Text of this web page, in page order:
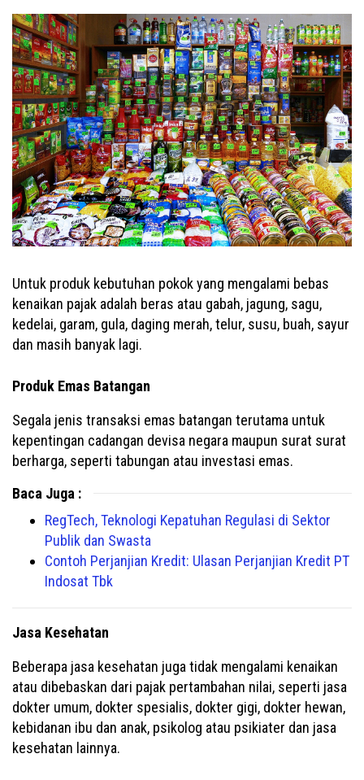
Untuk produk kebutuhan pokok yang mengalami bebas
kenaikan pajak adalah beras atau gabah, jagung, sagu,
kedelai, garam, gula, daging merah, telur, susu, buah, sayur
dan masih banyak lagi.
Produk Emas Batangan
Segala jenis transaksi emas batangan terutama untuk
kepentingan cadangan devisa negara maupun surat surat
berharga, seperti tabungan atau investasi emas.
Baca Juga :
RegTech, Teknologi Kepatuhan Regulasi di Sektor
Publik dan Swasta
Contoh Perjanjian Kredit: Ulasan Perjanjian Kredit PT
Indosat Tbk
Jasa Kesehatan
Beberapa jasa kesehatan juga tidak mengalami kenaikan
atau dibebaskan dari pajak pertambahan nilai, seperti jasa
dokter umum, dokter spesialis, dokter gigi, dokter hewan,
kebidanan ibu dan anak, psikolog atau psikiater dan jasa
kesehatan lainnya.